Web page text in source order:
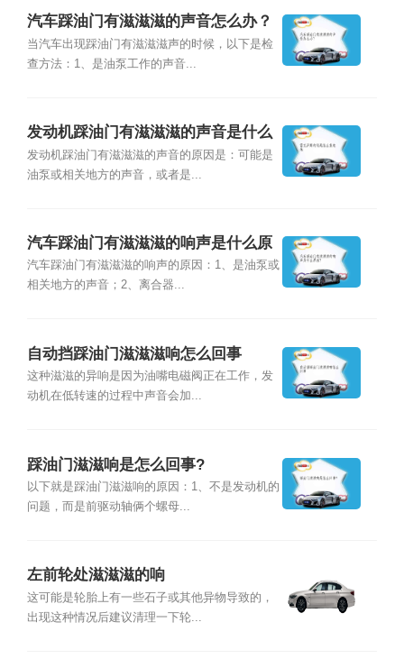
汽车踩油门有滋滋滋的声音怎么办？
当汽车出现踩油门有滋滋滋声的时候，以下是检
查方法：1、是油泵工作的声音...
发动机踩油门有滋滋滋的声音是什么
原因？
发动机踩油门有滋滋滋的声音的原因是：可能是
油泵或相关地方的声音，或者是...
汽车踩油门有滋滋滋的响声是什么原
因？
汽车踩油门有滋滋滋的响声的原因：1、是油泵或
相关地方的声音；2、离合器...
自动挡踩油门滋滋滋响怎么回事
这种滋滋的异响是因为油嘴电磁阀正在工作，发
动机在低转速的过程中声音会加...
踩油门滋滋响是怎么回事?
以下就是踩油门滋滋响的原因：1、不是发动机的
问题，而是前驱动轴俩个螺母...
左前轮处滋滋滋的响
这可能是轮胎上有一些石子或其他异物导致的，
出现这种情况后建议清理一下轮...